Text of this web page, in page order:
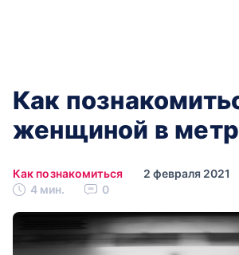
Как
женщиной в
Как познакомиться
2 февраля 2021
4 мин.
0